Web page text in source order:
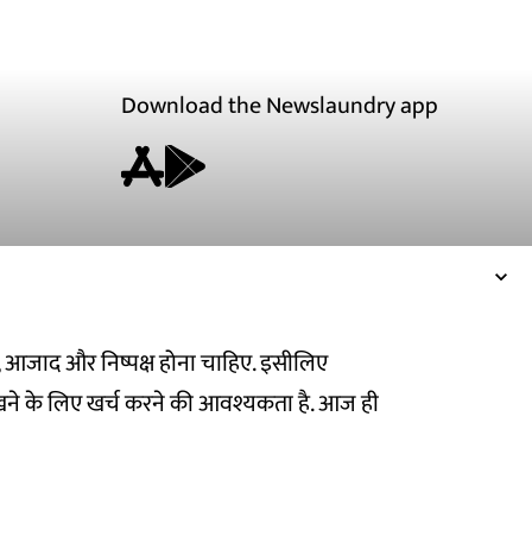
आजाद और निष्पक्ष होना चाहिए. इसीलिए
के लिए खर्च करने की आवश्यकता है. आज ही
Download the Newslaundry app